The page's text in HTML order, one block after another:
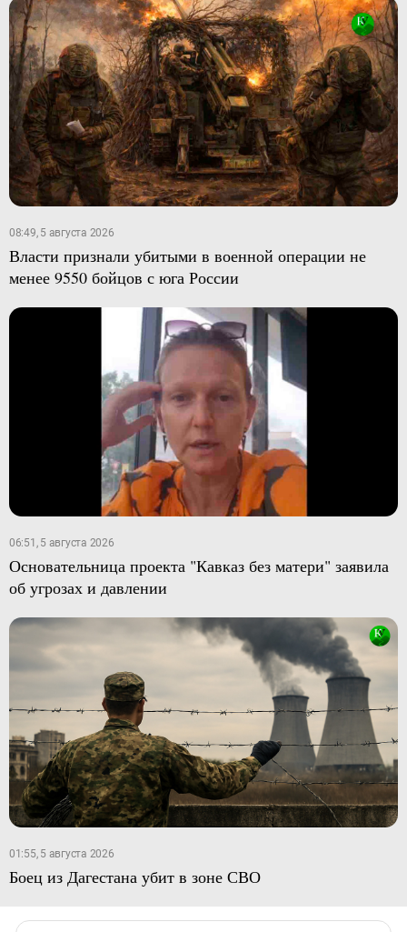
08:49, 5 августа 2026
Власти признали убитыми в военной операции не
менее 9550 бойцов с юга России
06:51, 5 августа 2026
Основательница проекта "Кавказ без матери" заявила
об угрозах и давлении
01:55, 5 августа 2026
Боец из Дагестана убит в зоне СВО